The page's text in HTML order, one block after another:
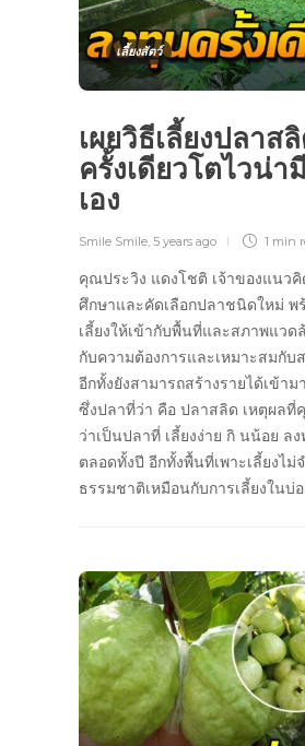
เลี้ยงสัตว์
เผยวิธีเลี้ยงปลา
ครั้งเดียวโตไวน่
เอง
Smile Smile, 5 years ago 1 min
คุณประวิง แดงโชติ เจ้าของแนวคิ
ศึกษาและคัดเลือกปลาชนิดใหม่ พ
เลี้ยงให้เข้ากับพื้นที่และสภาพแว
กับความต้องการและเหมาะสมกับ
อีกทั้งยังสามารถสร้างรายได้เข้า
ซึ่งปลาที่ว่า คือ ปลาสลิด เหตุผลที่
ว่าเป็นปลาที่ เลี้ยงง่าย กิ นน้อย ล
ตลอดทั้งปี อีกทั้งพื้นที่เพาะเลี้ยงไ
ธรรมชาติเหมือนกับการเลี้ยงใน